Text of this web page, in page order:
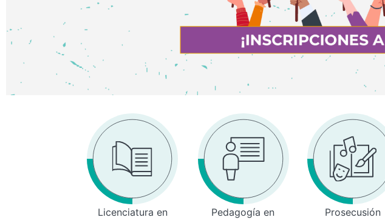
Licenciatura en
Pedagogía en
Prosecusión